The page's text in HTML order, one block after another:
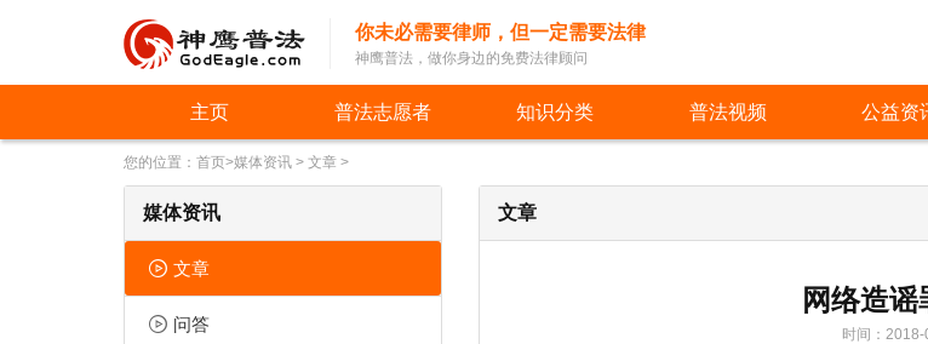
你未必需要律师，但一定需要法律
神鹰普法，做你身边的免费法律顾问
主页 普法志愿者 知识分类 普法视频 公益资
您的位置： 首页>媒体资讯 > 文章 >
媒体资讯
文章
问答
文章
网络造谣
时间：2018-